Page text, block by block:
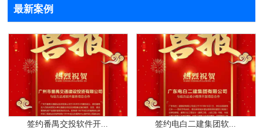
最新案例
签约番禺交投软件开... 签约电白二建集团软...